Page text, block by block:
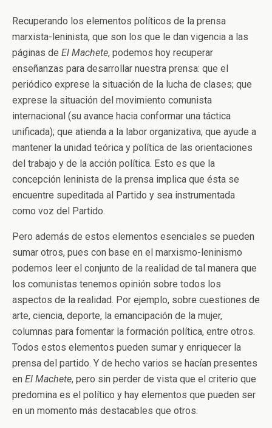
Recuperando los elementos políticos de la prensa
marxista-leninista, que son los que le dan vigencia a las
páginas de El Machete, podemos hoy recuperar
enseñanzas para desarrollar nuestra prensa: que el
periódico exprese la situación de la lucha de clases; que
exprese la situación del movimiento comunista
internacional (su avance hacia conformar una táctica
unificada); que atienda a la labor organizativa; que ayude a
mantener la unidad teórica y política de las orientaciones
del trabajo y de la acción política. Esto es que la
concepción leninista de la prensa implica que ésta se
encuentre supeditada al Partido y sea instrumentada
como voz del Partido.
Pero además de estos elementos esenciales se pueden
sumar otros, pues con base en el marxismo-leninismo
podemos leer el conjunto de la realidad de tal manera que
los comunistas tenemos opinión sobre todos los
aspectos de la realidad. Por ejemplo, sobre cuestiones de
arte, ciencia, deporte, la emancipación de la mujer,
columnas para fomentar la formación política, entre otros.
Todos estos elementos pueden sumar y enriquecer la
prensa del partido. Y de hecho varios se hacían presentes
en El Machete, pero sin perder de vista que el criterio que
predomina es el político y hay elementos que pueden ser
en un momento más destacables que otros.